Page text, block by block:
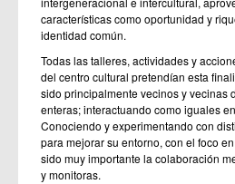
características como oportunidad y
identidad común.
Todas las talleres, actividades y
del centro cultural pretendían esta
sido principalmente vecinos y vecinas
enteras; interactuando como iguales
Conociendo y experimentando con
para mejorar su entorno, con el foco
sido muy importante la colaboración
y monitoras.